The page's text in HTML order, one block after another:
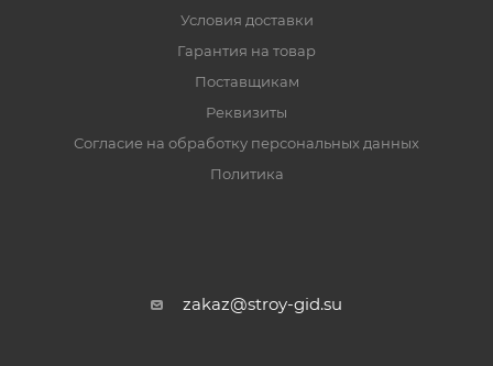
Условия доставки
Гарантия на товар
Поставщикам
Реквизиты
Согласие на обработку персональных данных
Политика
zakaz@stroy-gid.su